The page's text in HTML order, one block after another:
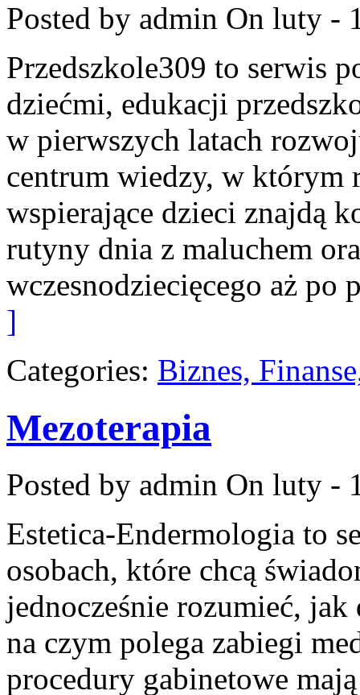
Posted by admin On luty -
Przedszkole309 to serwis
dziećmi, edukacji
w pierwszych latach
centrum wiedzy, w którym
wspierające dzieci znajdą
rutyny dnia z maluchem
wczesnodziecięcego aż po
]
Categories: Biznes,
Mezoterapia
Posted by admin On luty -
Estetica-Endermologia to
osobach, które chcą
jednocześnie rozumieć,
na czym polega zabiegi
procedury gabinetowe